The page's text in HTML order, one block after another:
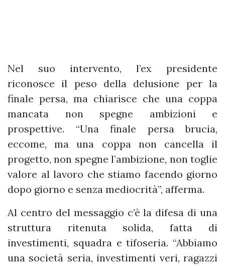
Nel suo intervento, l’ex presidente
riconosce il peso della delusione per la
finale persa, ma chiarisce che una coppa
mancata non spegne ambizioni e
prospettive. “Una finale persa brucia,
eccome, ma una coppa non cancella il
progetto, non spegne l’ambizione, non toglie
valore al lavoro che stiamo facendo giorno
dopo giorno e senza mediocrità”, afferma.
Al centro del messaggio c’è la difesa di una
struttura ritenuta solida, fatta di
investimenti, squadra e tifoseria. “Abbiamo
una società seria, investimenti veri, ragazzi